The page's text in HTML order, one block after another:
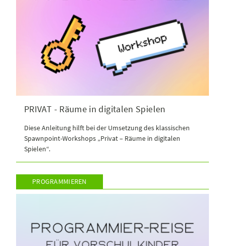
PRIVAT - Räume in digitalen Spielen
Diese Anleitung hilft bei der Umsetzung des klassischen
Spawnpoint-Workshops „Privat – Räume in digitalen
Spielen“.
PROGRAMMIEREN